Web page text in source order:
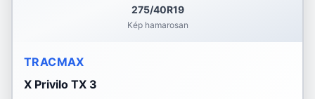
275/40R19
Kép hamarosan
TRACMAX
X Privilo TX 3